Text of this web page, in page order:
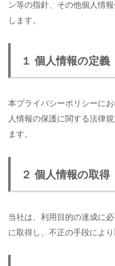
ン等の指針、その他個人情
します。
１ 個人情報の定義
本プライバシーポリシーに
人情報の保護に関する法律
ます。
２ 個人情報の取得
当社は、利用目的の達成に
に取得し、不正の手段によ